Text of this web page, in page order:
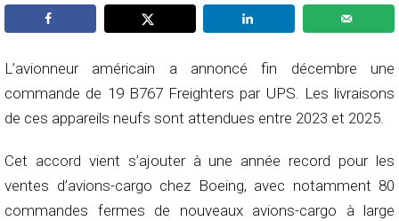
L’avionneur américain a annoncé fin décembre une
commande de 19 B767 Freighters par UPS. Les livraisons
de ces appareils neufs sont attendues entre 2023 et 2025.
Cet accord vient s’ajouter à une année record pour les
ventes d’avions-cargo chez Boeing, avec notamment 80
commandes fermes de nouveaux avions-cargo à large